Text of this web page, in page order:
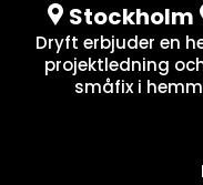
Stockholm
Dryft erbjuder en
projektledning
småfix i